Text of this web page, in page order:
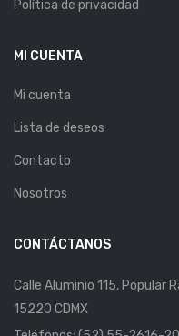
Política de privacidad
MI CUENTA
Mi cuenta
Lista de deseos
Contacto
Nosotros
CONTÁCTANOS
Calle Aluminio 115, Popular
15220 CDMX